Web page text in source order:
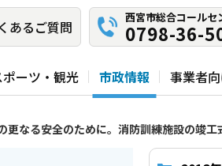
あるご質問
西宮市総合コールセ
0798-36-
ーツ・観光 市政情報 事業者
更なる安全のために。消防訓練施設の竣工